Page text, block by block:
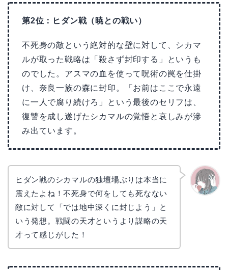
第2位：ヒダン戦（暁との戦い）
不死身の敵という絶対的な壁に対して、シカマ
ルが取った戦略は「殺さず封印する」というも
のでした。アスマの血を使って呪術の罠を仕掛
け、奈良一族の森に封印。「お前はここで永遠
に一人で腐り続けろ」という最後のセリフは、
復讐を成し遂げたシカマルの覚悟と哀しみが滲
み出ています。
ヒダン戦のシカマルの独壇場ぶりは本当に
震えたよね！不死身で何をしても死なない
敵に対して「では地中深くに封じよう」と
いう発想。戦闘の天才というより謀略の天
才って感じがした！